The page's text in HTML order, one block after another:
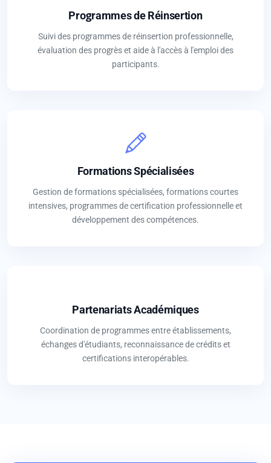
Programmes de Réinsertion
Suivi des programmes de réinsertion professionnelle,
évaluation des progrès et aide à l'accès à l'emploi des
participants.
Formations Spécialisées
Gestion de formations spécialisées, formations courtes
intensives, programmes de certification professionnelle et
développement des compétences.
Partenariats Académiques
Coordination de programmes entre établissements,
échanges d'étudiants, reconnaissance de crédits et
certifications interopérables.